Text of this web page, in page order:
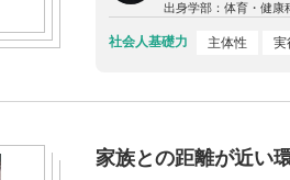
出身学部： 体育・健康
社会人基礎力 主体性 実
家族との距離が近い